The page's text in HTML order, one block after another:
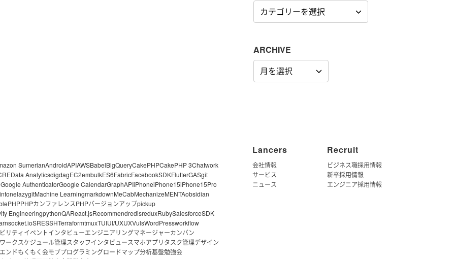
CATEGORY
ARCHIVE
ARCHIVE
SumerianAndroidAPIAWSBabelBigQueryCakePHPCakePHP 3Chatwork
Data AnalyticsdigdagEC2embulkES6FabricFacebookSDKFlutterGASgit
Google AuthenticatorGoogle CalendarGraphAPIiPhoneiPhone15iPhone15Pro
lazygitMachine LearningmarkdownMeCabMechanizeMENTAobsidian
PHPPHPカンファレンスPHPバージョンアップpickup
EngineeringpythonQAReact.jsRecommendredisreduxRubySalesforceSDK
socket.ioSRESSHTerraformtmuxTUIUI/UXUXVulsWordPressworkflow
リティ イベントインタビューエンジニアリングマネージャーカンバン
ークスケジュール管理スタッフインタビュースマホアプリタスク管理デザイン
ンドもくもく会モブプログラミングロードマップ分析基盤勉強会
Lancers
会社情報
サービス
ニュース
Recruit
ビジネス職採用情報
新卒採用情報
エンジニア採用情報